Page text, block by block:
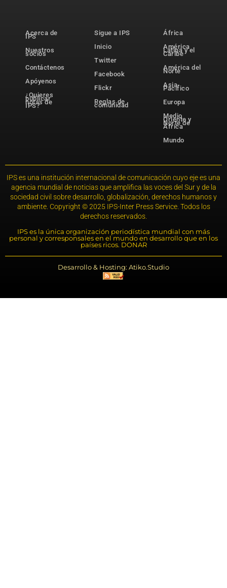
Acerca de
IPS
Nuestros
socios
Contáctenos
Apóyenos
¿Quieres
publicar
notas de
IPS?
Sigue a IPS
Inicio
Twitter
Facebook
Flickr
Reglas de
comunidad
África
América
Latina y el
Caribe
América del
Norte
Asia-
Pacífico
Europa
Medio
Oriente y
Norte de
África
Mundo
IPS es una institución internacional de comunicación cuyo eje es una
agencia mundial de noticias que amplifica las voces del Sur y de la
sociedad civil sobre desarrollo, globalización, derechos humanos y
ambiente. Copyright © 2025 IPS-Inter Press Service. Todos los
derechos reservados.
IPS es la única organización periodística mundial con más
personal y corresponsales en el mundo en desarrollo que en los
países ricos. DONAR
Desarrollo & Hosting: Atiko.Studio